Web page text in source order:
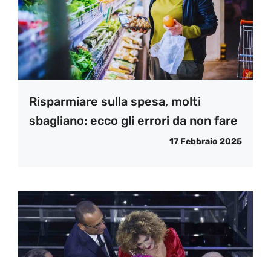
Risparmiare sulla spesa, molti
sbagliano: ecco gli errori da non fare
17 Febbraio 2025